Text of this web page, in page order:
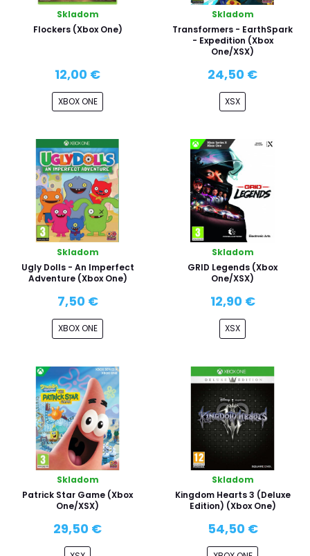
Skladom
Flockers (Xbox One)
12,00 €
XBOX ONE
Skladom
Transformers - EarthSpark
- Expedition (Xbox
One/XSX)
24,50 €
XSX
Skladom
Ugly Dolls - An Imperfect
Adventure (Xbox One)
7,50 €
XBOX ONE
Skladom
GRID Legends (Xbox
One/XSX)
12,90 €
XSX
Skladom
Patrick Star Game (Xbox
One/XSX)
29,50 €
Skladom
Kingdom Hearts 3 (Deluxe
Edition) (Xbox One)
54,50 €